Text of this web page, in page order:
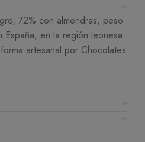
72% con almendras, peso
en la región leonesa
artesanal por Chocolates